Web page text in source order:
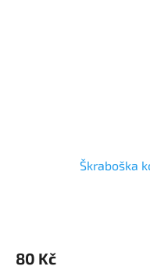
Škraboška
je
80 Kč